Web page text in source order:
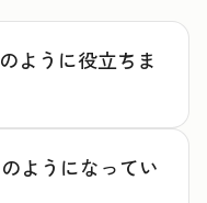
ように役立ちま
ようになってい